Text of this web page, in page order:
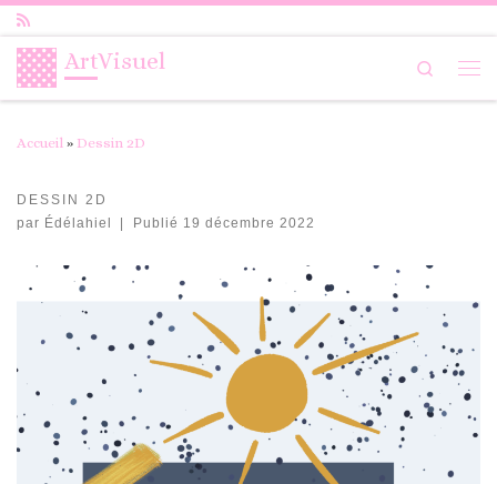
ArtVisuel
Search
Accueil » Dessin 2D
DESSIN 2D
par Édélahiel | Publié 19 décembre 2022